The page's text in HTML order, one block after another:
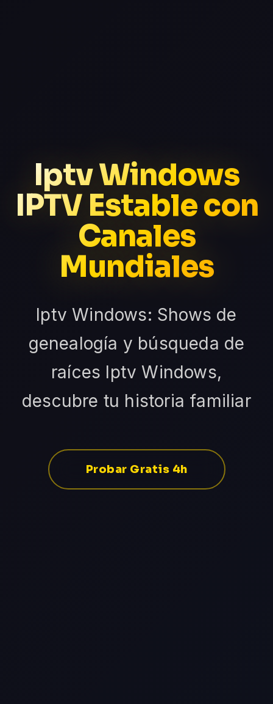
Iptv Windows
IPTV Estable con
Canales
Mundiales
Iptv Windows: Shows de
genealogía y búsqueda de
raíces Iptv Windows,
descubre tu historia familiar
Probar Gratis 4h